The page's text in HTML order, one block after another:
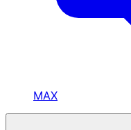
MAX